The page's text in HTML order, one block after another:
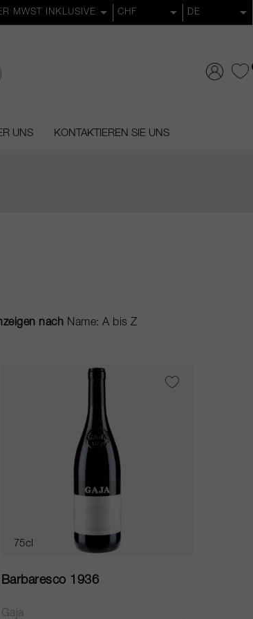
UNS KONTAKTIEREN SIE UNS
nach
75cl
Barbaresco 1936
Gaja